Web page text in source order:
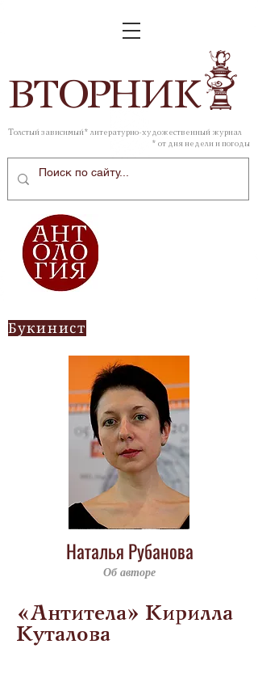
ВТОРНИК
Толстый зависимый* литературно-художественный журнал
* от дня недели и погоды
Букинист
Наталья Рубанова
Об авторе
«Антитела» Кирилла
Куталова